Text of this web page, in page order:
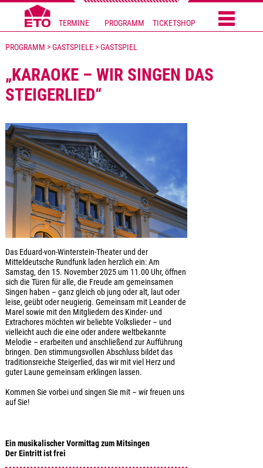
TERMINE PROGRAMM TICKETSHOP
PROGRAMM > GASTSPIELE > GASTSPIEL
„KARAOKE – WIR SINGEN DAS
STEIGERLIED“
Das Eduard-von-Winterstein-Theater und der
Mitteldeutsche Rundfunk laden herzlich ein: Am
Samstag, den 15. November 2025 um 11.00 Uhr, öffnen
sich die Türen für alle, die Freude am gemeinsamen
Singen haben – ganz gleich ob jung oder alt, laut oder
leise, geübt oder neugierig. Gemeinsam mit Leander de
Marel sowie mit den Mitgliedern des Kinder- und
Extrachores möchten wir beliebte Volkslieder – und
vielleicht auch die eine oder andere weltbekannte
Melodie – erarbeiten und anschließend zur Aufführung
bringen. Den stimmungsvollen Abschluss bildet das
traditionsreiche Steigerlied, das wir mit viel Herz und
guter Laune gemeinsam erklingen lassen.
Kommen Sie vorbei und singen Sie mit – wir freuen uns
auf Sie!
Ein musikalischer Vormittag zum Mitsingen
Der Eintritt ist frei